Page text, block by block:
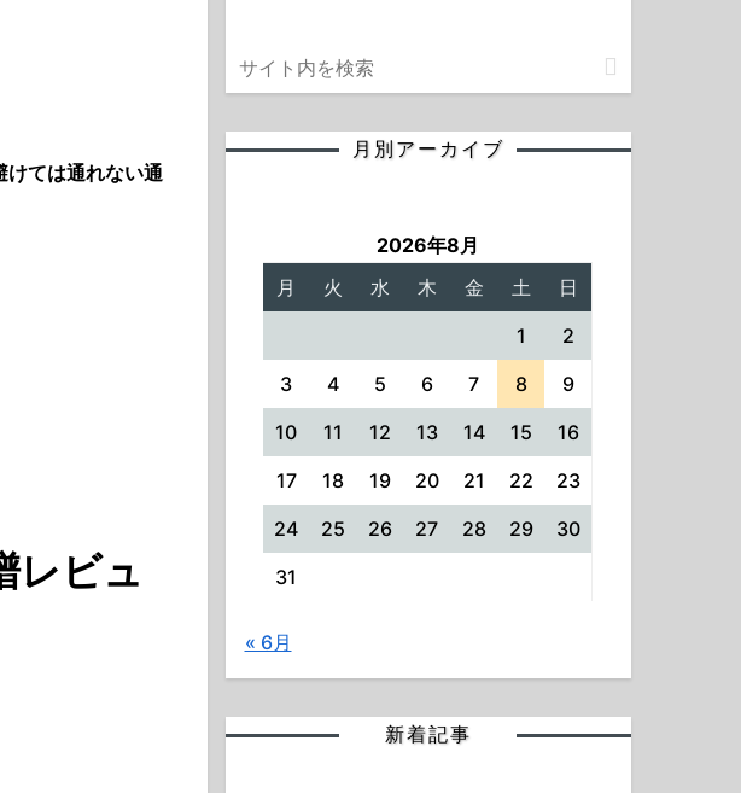
ては通れない通
レビュ
月別アーカイブ
2026年8月
月
火 水 木 金 土
日
1
2
3
4 5 6 7 8
9
10
11 12 13 14 15
16
17
18 19 20 21 22
23
24
25 26 27 28 29
30
31
« 6月
新着記事